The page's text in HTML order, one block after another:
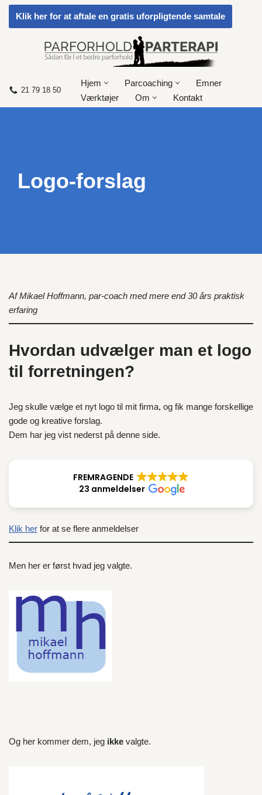
Spring
Klik her for at aftale en gratis uforpligtende samtale
21 79 18 50
Hjem Parcoaching
Emner
Værktøjer
Om Kontakt
Logo-forslag
Af Mikael Hoffmann, par-coach med mere end 30 års praktisk
erfaring
Hvordan udvælger man et logo
til forretningen?
Jeg skulle vælge et nyt logo til mit firma, og fik mange forskellige
gode og kreative forslag.
Dem har jeg vist nederst på denne side.
FREMRAGENDE
23 anmeldelser
Klik her for at se flere anmeldelser
Men her er først hvad jeg valgte.
Og her kommer dem, jeg ikke valgte.